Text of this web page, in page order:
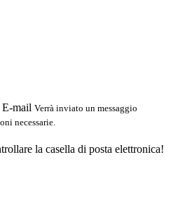
E-mail Verrà inviato un messaggio
necessarie.
la casella di posta elettronica!